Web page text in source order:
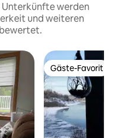
Unterkünfte werden
und weiteren
Gäste-Favorit
Gäste-Favorit